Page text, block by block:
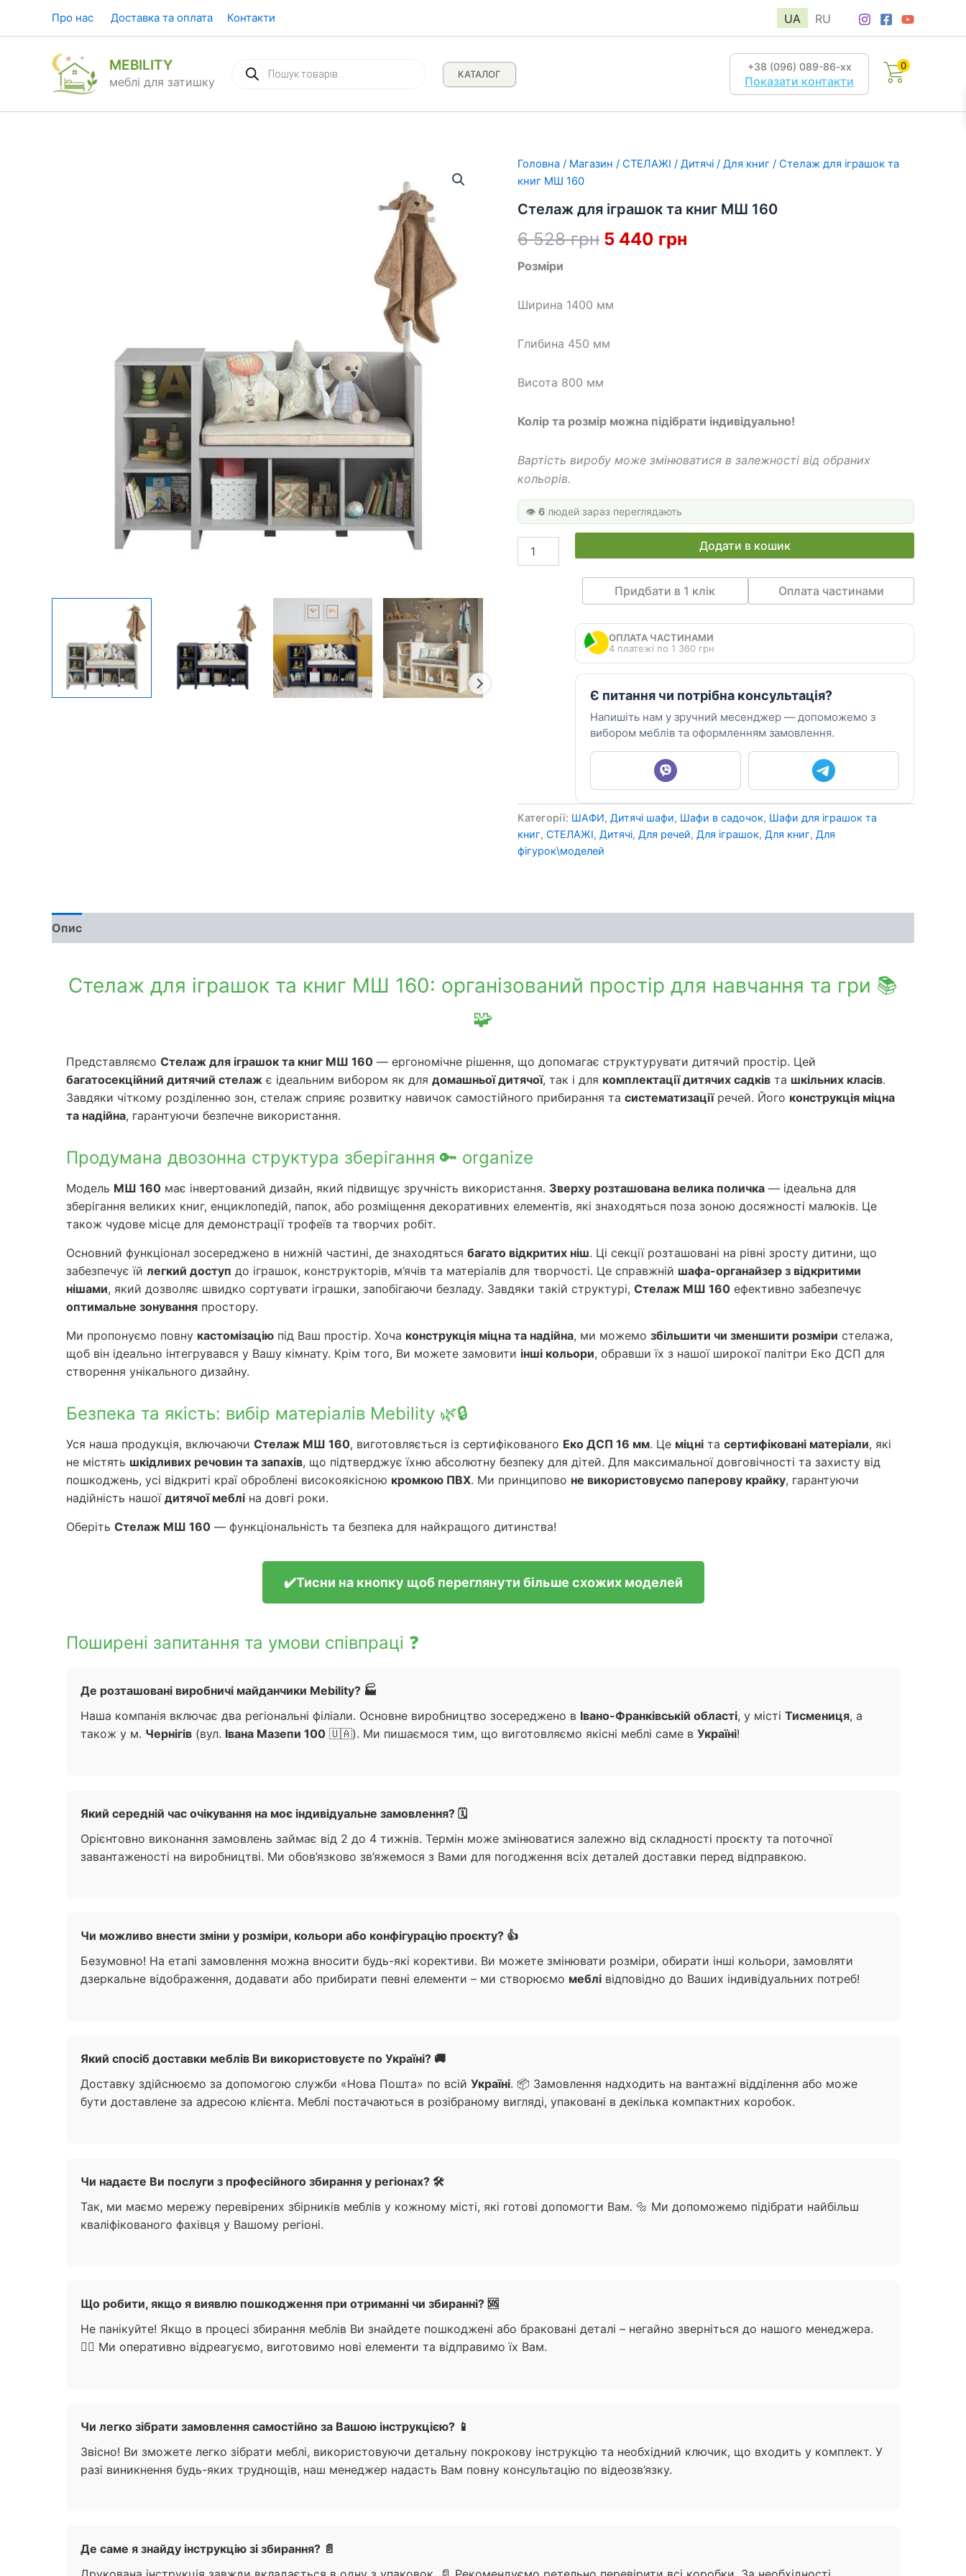
Про нас Доставка та оплата Контакти UA RU
MEBILITY
меблі для затишку
Пошук
товарів
КАТАЛОГ
+38 (096) 089-86-хх
Показати контакти
0
Головна / Магазин / СТЕЛАЖІ / Дитячі / Для книг / Стелаж для іграшок та
книг МШ 160
Стелаж для іграшок та книг МШ 160
6 528грн Оригінальна
5 440 грн
Розміри
Ширина 1400 мм
Глибина 450 мм
Висота 800 мм
Колір та розмір можна підібрати індивідуально!
Вартість виробу може змінюватися в залежності від обраних
кольорів.
👁️ 6 людей зараз переглядають
для
Додати в кошик
Придбати в 1 клік Оплата частинами
ОПЛАТА ЧАСТИНАМИ
4 платежі по 1 360 грн
Є питання чи потрібна консультація?
Напишіть нам у зручний месенджер — допоможемо з
вибором меблів та оформленням замовлення.
Категорії: ШАФИ, Дитячі шафи, Шафи в садочок, Шафи для іграшок та
книг, СТЕЛАЖІ, Дитячі, Для речей, Для іграшок, Для книг, Для
фігурок\моделей
Опис
Стелаж для іграшок та книг МШ 160: організований простір для навчання та гри 📚
🧩
Представляємо Стелаж для іграшок та книг МШ 160 — ергономічне рішення, що допомагає структурувати дитячий простір. Цей
багатосекційний дитячий стелаж є ідеальним вибором як для домашньої дитячої, так і для комплектації дитячих садків та шкільних класів.
Завдяки чіткому розділенню зон, стелаж сприяє розвитку навичок самостійного прибирання та систематизаціїречей. Його конструкція міцна
та надійна, гарантуючи безпечне використання.
Продумана двозонна структура зберігання 🔑 organize
Модель МШ 160 має інвертований дизайн, який підвищує зручність використання. Зверху розташована велика поличка — ідеальна для
зберігання великих книг, енциклопедій, папок, або розміщення декоративних елементів, які знаходяться поза зоною досяжності малюків. Це
також чудове місце для демонстрації трофеїв та творчих робіт.
Основний функціонал зосереджено в нижній частині, де знаходяться багато відкритих ніш. Ці секції розташовані на рівні зросту дитини, що
забезпечує їй легкий доступ до іграшок, конструкторів, м’ячів та матеріалів для творчості. Це справжній шафа-органайзер з відкритими
нішами, який дозволяє швидко сортувати іграшки, запобігаючи безладу. Завдяки такій структурі, Стелаж МШ 160 ефективно забезпечує
оптимальне зонування простору.
Ми пропонуємо повну кастомізацію під Ваш простір. Хоча конструкція міцна та надійна, ми можемо збільшити чи зменшити розміри стелажа,
щоб він ідеально інтегрувався у Вашу кімнату. Крім того, Ви можете замовити інші кольори, обравши їх з нашої широкої палітри Еко ДСП для
створення унікального дизайну.
Безпека та якість: вибір матеріалів Mebility 🌿🔒
Уся наша продукція, включаючи Стелаж МШ 160, виготовляється із сертифікованого Еко ДСП 16 мм. Це міцні та сертифіковані матеріали, які
не містять шкідливих речовин та запахів, що підтверджує їхню абсолютну безпеку для дітей. Для максимальної довговічності та захисту від
пошкоджень, усі відкриті краї оброблені високоякісною кромкою ПВХ. Ми принципово не використовуємо паперову крайку, гарантуючи
надійність нашої дитячої меблі на довгі роки.
Оберіть Стелаж МШ 160 — функціональність та безпека для найкращого дитинства!
✔️Тисни на кнопку щоб переглянути більше схожих моделей
Поширені запитання та умови співпраці ❓
Де розташовані виробничі майданчики Mebility? 🏭
Наша компанія включає два регіональні філіали. Основне виробництво зосереджено в Івано-Франківській області, у місті Тисмениця, а
також у м. Чернігів (вул. Івана Мазепи 100 🇺🇦). Ми пишаємося тим, що виготовляємо якісні меблі саме в Україні!
Який середній час очікування на моє індивідуальне замовлення? 🗓️
Орієнтовно виконання замовлень займає від 2 до 4 тижнів. Термін може змінюватися залежно від складності проєкту та поточної
завантаженості на виробництві. Ми обов’язково зв’яжемося з Вами для погодження всіх деталей доставки перед відправкою.
Чи можливо внести зміни у розміри, кольори або конфігурацію проєкту? 👍
Безумовно! На етапі замовлення можна вносити будь-які корективи. Ви можете змінювати розміри, обирати інші кольори, замовляти
дзеркальне відображення, додавати або прибирати певні елементи – ми створюємо меблі відповідно до Ваших індивідуальних потреб!
Який спосіб доставки меблів Ви використовуєте по Україні? 🚚
Доставку здійснюємо за допомогою служби «Нова Пошта» по всій Україні. 📦 Замовлення надходить на вантажні відділення або може
бути доставлене за адресою клієнта. Меблі постачаються в розібраному вигляді, упаковані в декілька компактних коробок.
Чи надаєте Ви послуги з професійного збирання у регіонах? 🛠️
Так, ми маємо мережу перевірених збірників меблів у кожному місті, які готові допомогти Вам. 🔩 Ми допоможемо підібрати найбільш
кваліфікованого фахівця у Вашому регіоні.
Що робити, якщо я виявлю пошкодження при отриманні чи збиранні? 🆘
Не панікуйте! Якщо в процесі збирання меблів Ви знайдете пошкоджені або браковані деталі – негайно зверніться до нашого менеджера.
🙋‍♀️ Ми оперативно відреагуємо, виготовимо нові елементи та відправимо їх Вам.
Чи легко зібрати замовлення самостійно за Вашою інструкцією? 📱
Звісно! Ви зможете легко зібрати меблі, використовуючи детальну покрокову інструкцію та необхідний ключик, що входить у комплект. У
разі виникнення будь-яких труднощів, наш менеджер надасть Вам повну консультацію по відеозв’язку.
Де саме я знайду інструкцію зі збирання? 📄